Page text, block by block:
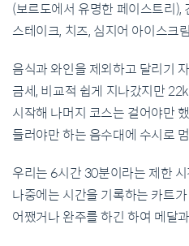
(보르도에서 유명한 페이스트리),
스테이크, 치즈, 심지어 아이스크
음식과 와인을 제외하고 달리기
금세, 비교적 쉽게 지나갔지만
시작해 나머지 코스는 걸어야만
들러야만 하는 음수대에 수시로
우리는 6시간 30분이라는 제한
나중에는 시간을 기록하는 카트
어쨌거나 완주를 하긴 하여 메달